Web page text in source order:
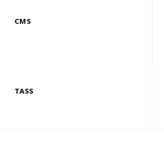
παραγγελία τροφίμων
μια πλατφόρμα
τοποθέτηση της
CMS
κέντρο κράτησης
GDS ενοποίηση με το
TASS